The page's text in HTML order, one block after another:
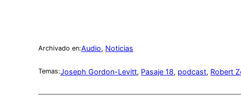
Archivado en:Audio, Noticias
Temas:Joseph Gordon-Levitt, Pasaje 18, podcast, Robert